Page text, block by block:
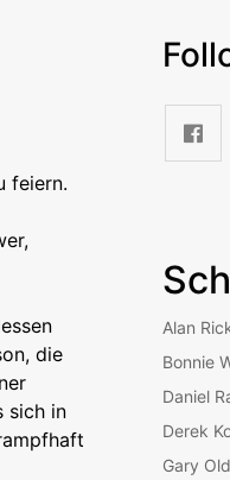
feiern.
die
sich in
Alan
Bonnie
Daniel
Derek
Gary